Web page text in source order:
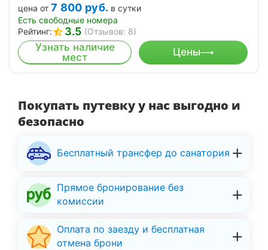
цена от 7 800 руб. в сутки
Есть свободные номера
Рейтинг:
3.5 (Отзывов: 8)
Узнать наличие
мест
Цены
Покупать путевку у нас выгодно и
безопасно
Бесплатный трансфер до санатория
Прямое бронирование без
комиссии
Оплата по заезду и бесплатная
отмена брони